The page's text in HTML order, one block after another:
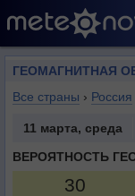
ГЕОМАГНИТНАЯ
Все страны › Россия
11 марта, среда
ВЕРОЯТНОСТЬ
30